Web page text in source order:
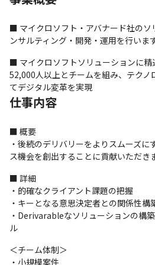
■ マイクロソフト・アバナード社のソ
ンサルティング・開発・運用を行いま
■ マイクロソフトソリューションに
52,000人以上とチームを組み、テクノ
てデジタル変革を実現
仕事内容
■ 概要
・後続のデリバリーをよりスムーズ
ス機会を創出することに貢献いただき
■ 詳細
・的確なクライアント課題の把握
・キーとなる意思決定者との関係性構
・Derivarableなソリューションの構
ル
＜チーム体制＞
・小規模案件